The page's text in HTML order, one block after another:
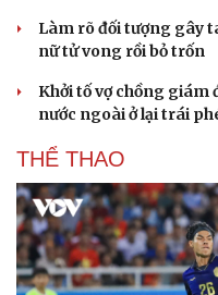
Làm rõ đối tượng gây
nữ tử vong rồi bỏ trốn
Khởi tố vợ chồng giám
nước ngoài ở lại trái
THỂ THAO